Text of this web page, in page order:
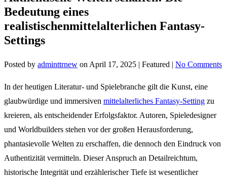
Bedeutung eines
realistischenmittelalterlichen Fantasy-
Settings
Posted by adminttrnew on April 17, 2025 | Featured | No Comments
In der heutigen Literatur- und Spielebranche gilt die Kunst, eine
glaubwürdige und immersiven mittelalterliches Fantasy-Setting zu
kreieren, als entscheidender Erfolgsfaktor. Autoren, Spieledesigner
und Worldbuilders stehen vor der großen Herausforderung,
phantasievolle Welten zu erschaffen, die dennoch den Eindruck von
Authentizität vermitteln. Dieser Anspruch an Detailreichtum,
historische Integrität und erzählerischer Tiefe ist wesentlicher